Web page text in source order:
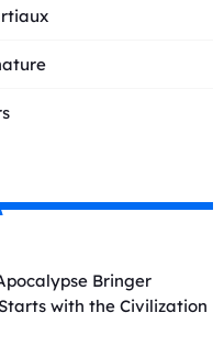
Bringer
with the Civilization